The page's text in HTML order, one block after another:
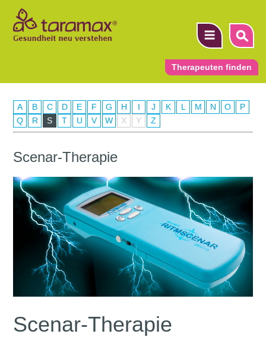
Therapeuten finden
A B C D E F G H I J K L M N O
P
Q
R S T U V W X Y Z
Scenar-Therapie
Scenar-Therapie